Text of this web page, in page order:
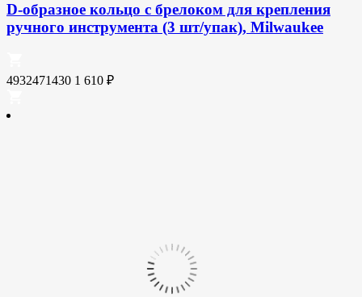
D-образное кольцо с брелоком для крепления
ручного инструмента (3 шт/упак), Milwaukee
4932471430 1 610 ₽